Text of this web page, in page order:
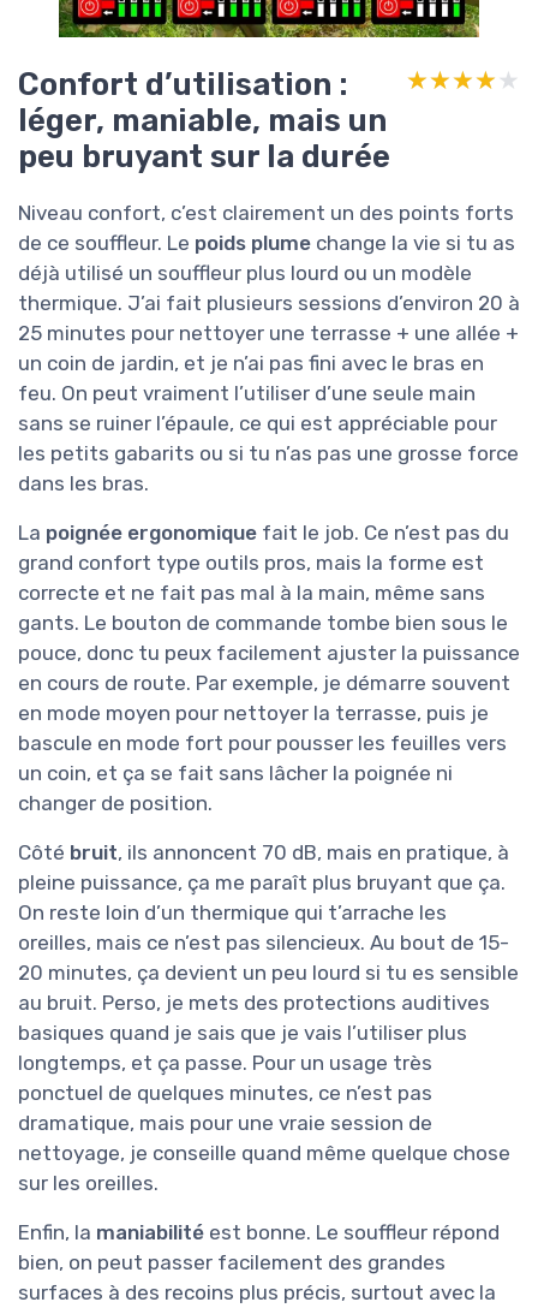
Confort d’utilisation :
léger, maniable, mais un
peu bruyant sur la durée
★★★★★
★★★★★
Niveau confort, c’est clairement un des points forts
de ce souffleur. Le poids plume change la vie si tu as
déjà utilisé un souffleur plus lourd ou un modèle
thermique. J’ai fait plusieurs sessions d’environ 20 à
25 minutes pour nettoyer une terrasse + une allée +
un coin de jardin, et je n’ai pas fini avec le bras en
feu. On peut vraiment l’utiliser d’une seule main
sans se ruiner l’épaule, ce qui est appréciable pour
les petits gabarits ou si tu n’as pas une grosse force
dans les bras.
La poignée ergonomique fait le job. Ce n’est pas du
grand confort type outils pros, mais la forme est
correcte et ne fait pas mal à la main, même sans
gants. Le bouton de commande tombe bien sous le
pouce, donc tu peux facilement ajuster la puissance
en cours de route. Par exemple, je démarre souvent
en mode moyen pour nettoyer la terrasse, puis je
bascule en mode fort pour pousser les feuilles vers
un coin, et ça se fait sans lâcher la poignée ni
changer de position.
Côté bruit, ils annoncent 70 dB, mais en pratique, à
pleine puissance, ça me paraît plus bruyant que ça.
On reste loin d’un thermique qui t’arrache les
oreilles, mais ce n’est pas silencieux. Au bout de 15-
20 minutes, ça devient un peu lourd si tu es sensible
au bruit. Perso, je mets des protections auditives
basiques quand je sais que je vais l’utiliser plus
longtemps, et ça passe. Pour un usage très
ponctuel de quelques minutes, ce n’est pas
dramatique, mais pour une vraie session de
nettoyage, je conseille quand même quelque chose
sur les oreilles.
Enfin, la maniabilité est bonne. Le souffleur répond
bien, on peut passer facilement des grandes
surfaces à des recoins plus précis, surtout avec la